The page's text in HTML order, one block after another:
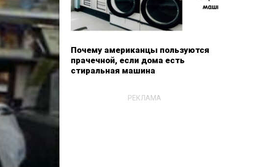
Почему американцы пользуются
прачечной, если дома есть
стиральная машина
РЕКЛАМА